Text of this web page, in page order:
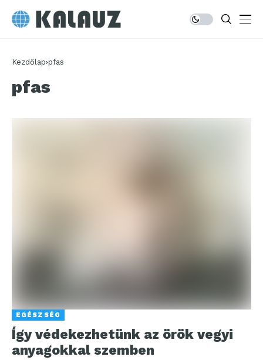
Kezdőlap pfas
pfas
EGÉSZSÉG
Így védekezhetünk az örök vegyi
anyagokkal szemben